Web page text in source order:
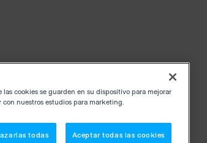
las cookies se guarden en su dispositivo para mejorar
con nuestros estudios para marketing.
todas Aceptar todas las cookies